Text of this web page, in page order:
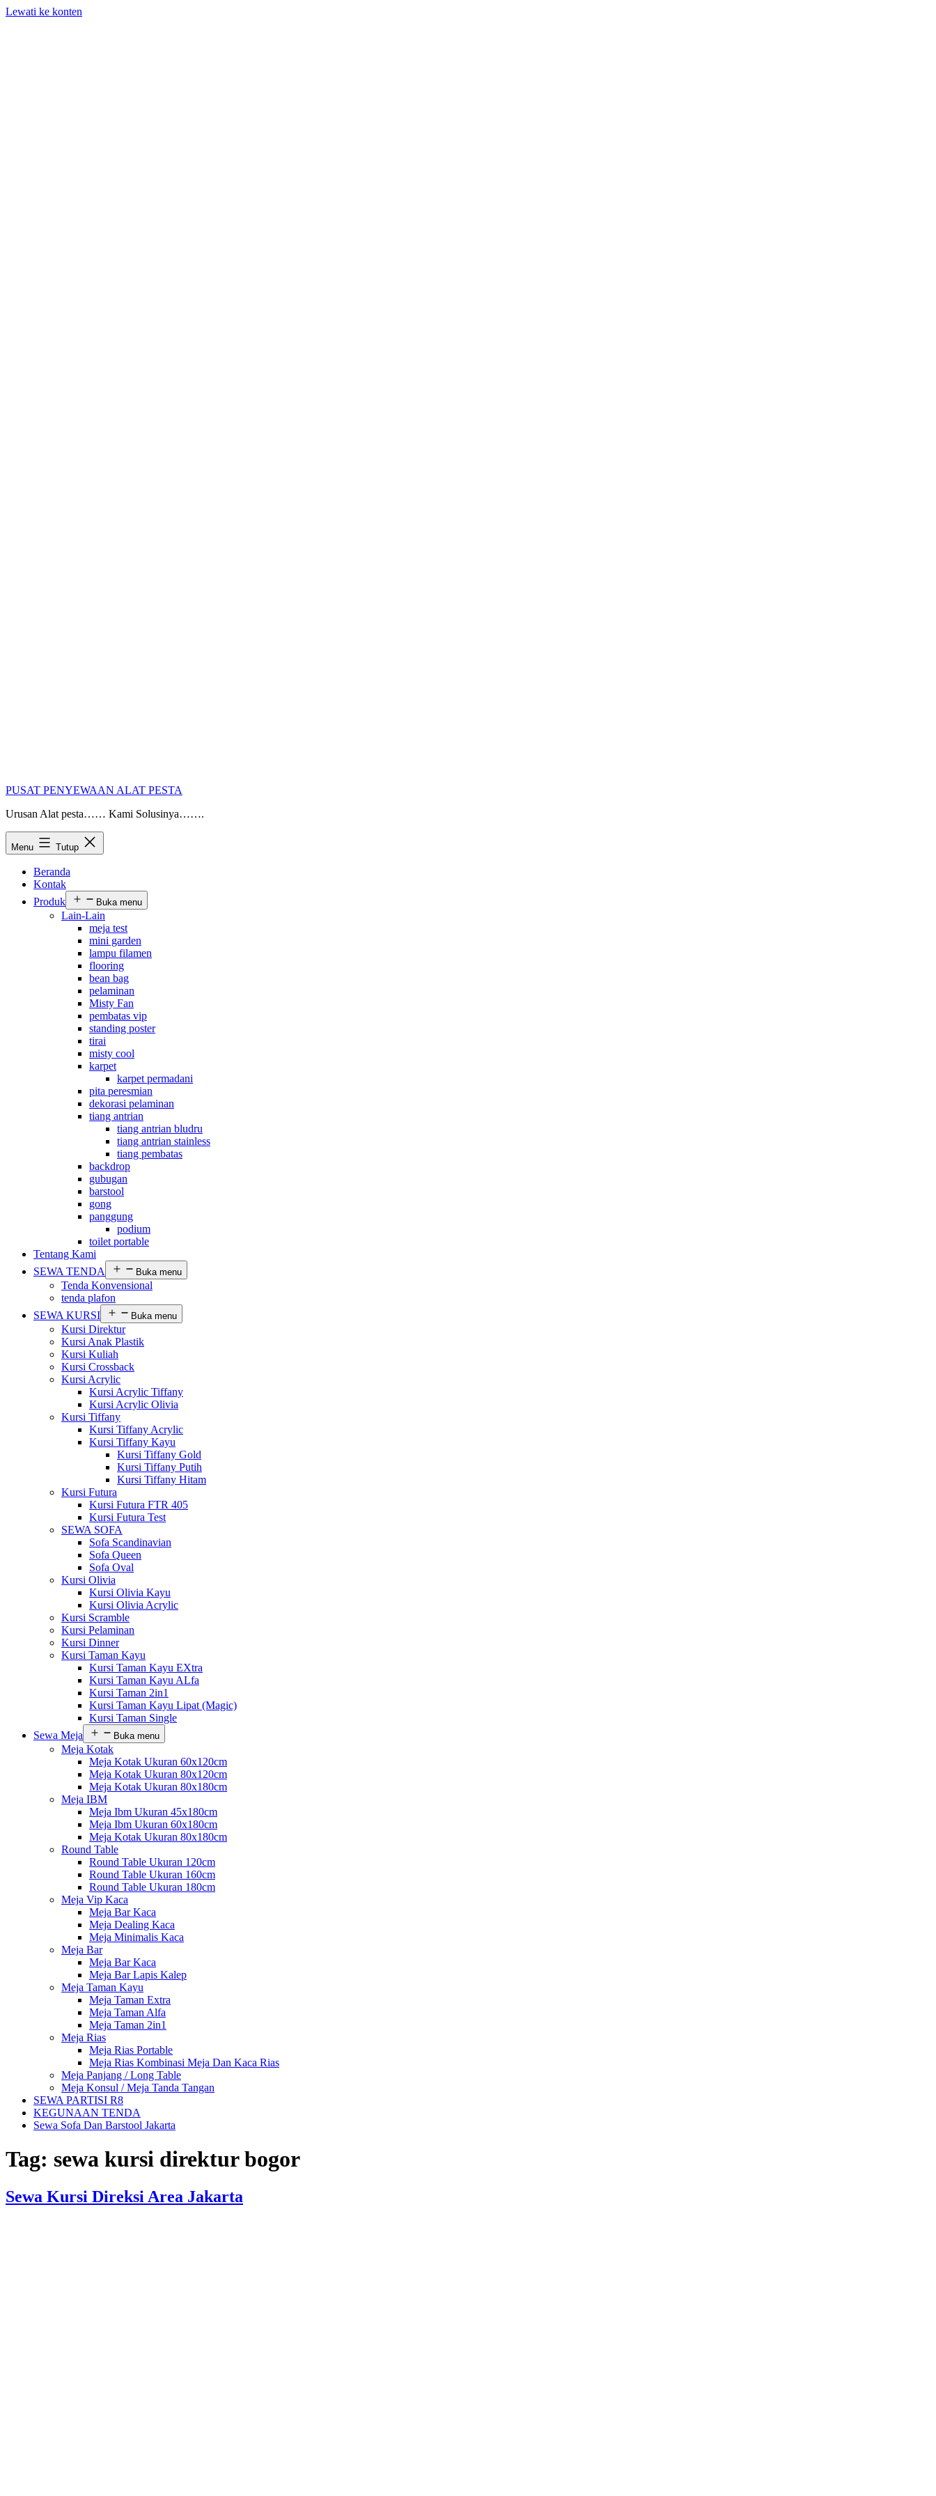
Lewati ke konten
PUSAT PENYEWAAN ALAT PESTA
Urusan Alat pesta…… Kami Solusinya…….
Menu Tutup
Beranda
Kontak
Produk
Buka menu
Lain-Lain
meja test
mini garden
lampu filamen
flooring
bean bag
pelaminan
Misty Fan
pembatas vip
standing poster
tirai
misty cool
karpet
karpet permadani
pita peresmian
dekorasi pelaminan
tiang antrian
tiang antrian bludru
tiang antrian stainless
tiang pembatas
backdrop
gubugan
barstool
gong
panggung
podium
toilet portable
Tentang Kami
SEWA TENDA
Buka menu
Tenda Konvensional
tenda plafon
SEWA KURSI
Buka menu
Kursi Direktur
Kursi Anak Plastik
Kursi Kuliah
Kursi Crossback
Kursi Acrylic
Kursi Acrylic Tiffany
Kursi Acrylic Olivia
Kursi Tiffany
Kursi Tiffany Acrylic
Kursi Tiffany Kayu
Kursi Tiffany Gold
Kursi Tiffany Putih
Kursi Tiffany Hitam
Kursi Futura
Kursi Futura FTR 405
Kursi Futura Test
SEWA SOFA
Sofa Scandinavian
Sofa Queen
Sofa Oval
Kursi Olivia
Kursi Olivia Kayu
Kursi Olivia Acrylic
Kursi Scramble
Kursi Pelaminan
Kursi Dinner
Kursi Taman Kayu
Kursi Taman Kayu EXtra
Kursi Taman Kayu ALfa
Kursi Taman 2in1
Kursi Taman Kayu Lipat (Magic)
Kursi Taman Single
Sewa Meja
Buka menu
Meja Kotak
Meja Kotak Ukuran 60x120cm
Meja Kotak Ukuran 80x120cm
Meja Kotak Ukuran 80x180cm
Meja IBM
Meja Ibm Ukuran 45x180cm
Meja Ibm Ukuran 60x180cm
Meja Kotak Ukuran 80x180cm
Round Table
Round Table Ukuran 120cm
Round Table Ukuran 160cm
Round Table Ukuran 180cm
Meja Vip Kaca
Meja Bar Kaca
Meja Dealing Kaca
Meja Minimalis Kaca
Meja Bar
Meja Bar Kaca
Meja Bar Lapis Kalep
Meja Taman Kayu
Meja Taman Extra
Meja Taman Alfa
Meja Taman 2in1
Meja Rias
Meja Rias Portable
Meja Rias Kombinasi Meja Dan Kaca Rias
Meja Panjang / Long Table
Meja Konsul / Meja Tanda Tangan
SEWA PARTISI R8
KEGUNAAN TENDA
Sewa Sofa Dan Barstool Jakarta
Tag: sewa kursi direktur bogor
Sewa Kursi Direksi Area Jakarta